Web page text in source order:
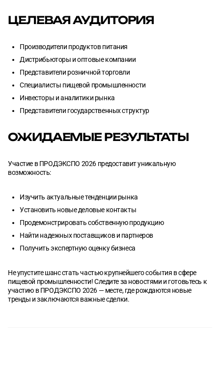
ЦЕЛЕВАЯ АУДИТОРИЯ
Производители продуктов питания
Дистрибьюторы и оптовые компании
Представители розничной торговли
Специалисты пищевой промышленности
Инвесторы и аналитики рынка
Представители государственных структур
ОЖИДАЕМЫЕ РЕЗУЛЬТАТЫ
Участие в ПРОДЭКСПО 2026 предоставит уникальную
возможность:
Изучить актуальные тенденции рынка
Установить новые деловые контакты
Продемонстрировать собственную продукцию
Найти надежных поставщиков и партнеров
Получить экспертную оценку бизнеса
Не упустите шанс стать частью крупнейшего события в сфере
пищевой промышленности! Следите за новостями и готовьтесь к
участию в ПРОДЭКСПО 2026 — месте, где рождаются новые
тренды и заключаются важные сделки.